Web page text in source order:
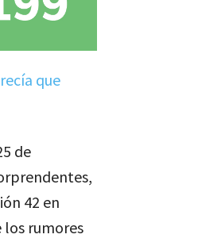
que
de
42 en
los rumores